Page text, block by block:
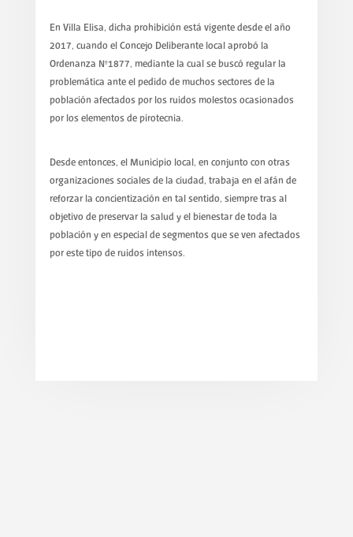
En Villa Elisa, dicha prohibición está vigente desde el año
2017, cuando el Concejo Deliberante local aprobó la
Ordenanza N°1877, mediante la cual se buscó regular la
problemática ante el pedido de muchos sectores de la
población afectados por los ruidos molestos ocasionados
por los elementos de pirotecnia.
Desde entonces, el Municipio local, en conjunto con otras
organizaciones sociales de la ciudad, trabaja en el afán de
reforzar la concientización en tal sentido, siempre tras al
objetivo de preservar la salud y el bienestar de toda la
población y en especial de segmentos que se ven afectados
por este tipo de ruidos intensos.